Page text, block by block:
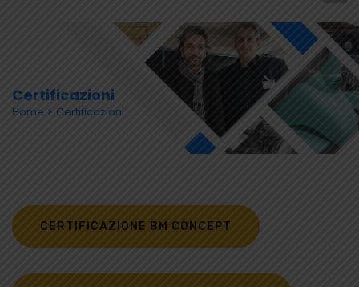
Certificazioni
Home Certificazioni
CERTIFICAZIONE BM CONCEPT